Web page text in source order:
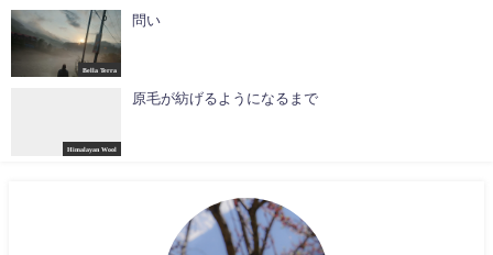
Bella Terra
問い
Himalayan Wool
原毛が紡げるようになるまで